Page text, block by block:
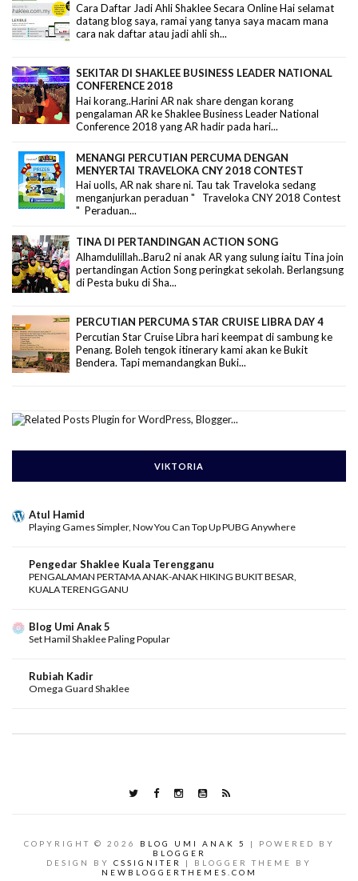
Cara Daftar Jadi Ahli Shaklee Secara Online Hai selamat
datang blog saya, ramai yang tanya saya macam mana
cara nak daftar atau jadi ahli sh...
SEKITAR DI SHAKLEE BUSINESS LEADER NATIONAL
CONFERENCE 2018
Hai korang..Harini AR nak share dengan korang
pengalaman AR ke Shaklee Business Leader National
Conference 2018 yang AR hadir pada hari...
MENANGI PERCUTIAN PERCUMA DENGAN
MENYERTAI TRAVELOKA CNY 2018 CONTEST
Hai uolls, AR nak share ni. Tau tak Traveloka sedang
menganjurkan peraduan " Traveloka CNY 2018 Contest
" Peraduan...
TINA DI PERTANDINGAN ACTION SONG
Alhamdulillah..Baru2 ni anak AR yang sulung iaitu Tina join
pertandingan Action Song peringkat sekolah. Berlangsung
di Pesta buku di Sha...
PERCUTIAN PERCUMA STAR CRUISE LIBRA DAY 4
Percutian Star Cruise Libra hari keempat di sambung ke
Penang. Boleh tengok itinerary kami akan ke Bukit
Bendera. Tapi memandangkan Buki...
VIKTORIA
Atul Hamid
Playing Games Simpler, Now You Can Top Up PUBG Anywhere
Pengedar Shaklee Kuala Terengganu
PENGALAMAN PERTAMA ANAK-ANAK HIKING BUKIT BESAR,
KUALA TERENGGANU
Blog Umi Anak 5
Set Hamil Shaklee Paling Popular
Rubiah Kadir
Omega Guard Shaklee
COPYRIGHT © 2026 BLOG UMI ANAK 5
| POWERED BY
BLOGGER
DESIGN BY CSSIGNITER
| BLOGGER THEME BY
NEWBLOGGERTHEMES.COM